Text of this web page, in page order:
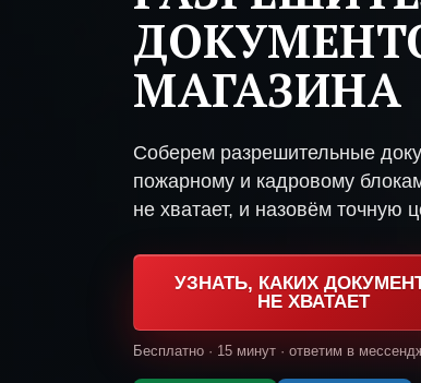
МАГАЗИНА
Соберем разрешительные
пожарному и кадровому
не хватает, и назовём точную
УЗНАТЬ, КАКИХ
НЕ ХВАТАЕТ
Бесплатно · 15 минут · ответим в